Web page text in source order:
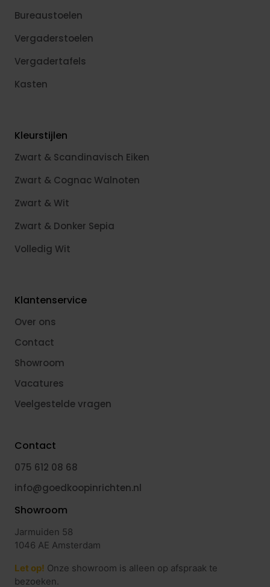
Bureaustoelen
Vergaderstoelen
Vergadertafels
Kasten
Kleurstijlen
Zwart & Scandinavisch Eiken
Zwart & Cognac Walnoten
Zwart & Wit
Zwart & Donker Sepia
Volledig Wit
Klantenservice
Over ons
Contact
Showroom
Vacatures
Veelgestelde vragen
Contact
075 612 08 68
info@goedkoopinrichten.nl
Showroom
Jarmuiden 58
1046 AE Amsterdam
Let op! Onze showroom is alleen op afspraak te
bezoeken.